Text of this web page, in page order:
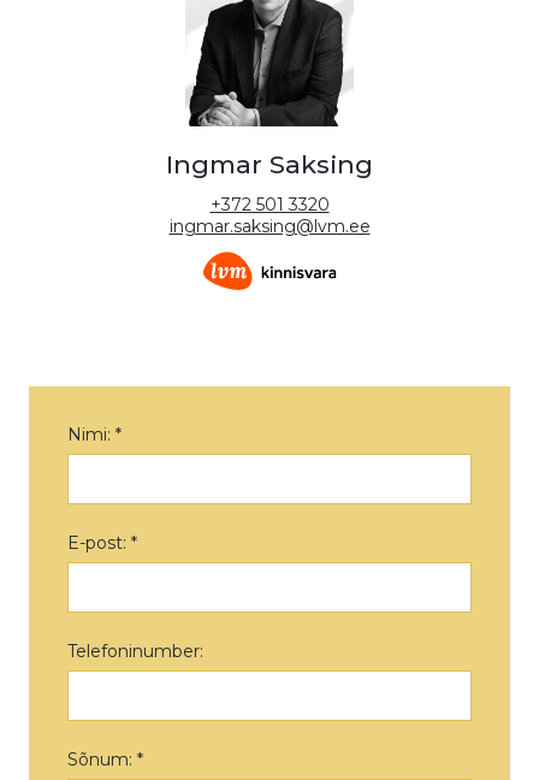
Ingmar Saksing
+372 501 3320
ingmar.saksing@lvm.ee
Nimi: *
E-post: *
Telefoninumber:
Sõnum: *